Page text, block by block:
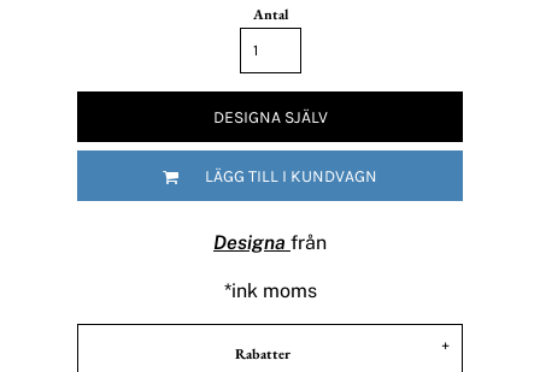
Antal
DESIGNA SJÄLV
LÄGG TILL I KUNDVAGN
Designa från
*ink moms
Rabatter